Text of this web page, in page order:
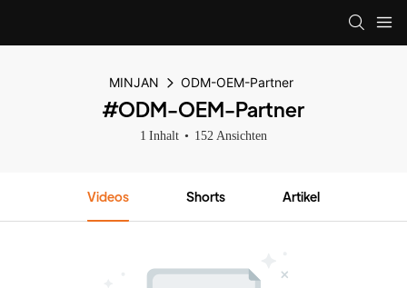
MINJAN ODM-OEM-Partner
#ODM-OEM-Partner
1 Inhalt 152 Ansichten
Videos Shorts Artikel